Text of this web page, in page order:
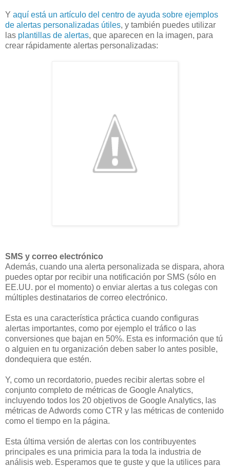
Y aquí está un artículo del centro de ayuda sobre ejemplos
de alertas personalizadas útiles, y también puedes utilizar
las plantillas de alertas, que aparecen en la imagen, para
crear rápidamente alertas personalizadas:
SMS y correo electrónico
Además, cuando una alerta personalizada se dispara, ahora
puedes optar por recibir una notificación por SMS (sólo en
EE.UU. por el momento) o enviar alertas a tus colegas con
múltiples destinatarios de correo electrónico.
Esta es una característica práctica cuando configuras
alertas importantes, como por ejemplo el tráfico o las
conversiones que bajan en 50%. Esta es información que tú
o alguien en tu organización deben saber lo antes posible,
dondequiera que estén.
Y, como un recordatorio, puedes recibir alertas sobre el
conjunto completo de métricas de Google Analytics,
incluyendo todos los 20 objetivos de Google Analytics, las
métricas de Adwords como CTR y las métricas de contenido
como el tiempo en la página.
Esta última versión de alertas con los contribuyentes
principales es una primicia para la toda la industria de
análisis web. Esperamos que te guste y que la utilices para